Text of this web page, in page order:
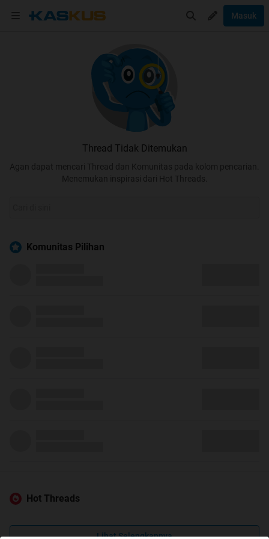
Masuk
Thread Tidak Ditemukan
Agan dapat mencari Thread dan Komunitas pada kolom pencarian.
Menemukan inspirasi dari Hot Threads.
Komunitas Pilihan
Hot Threads
Lihat Selengkapnya